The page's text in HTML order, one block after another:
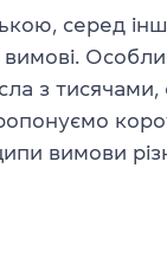
серед
вимові.
з тисячами,
вимови